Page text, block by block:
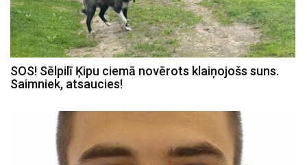
SOS! Sēlpilī Ķipu ciemā novērots klaiņojošs suns.
Saimniek, atsaucies!